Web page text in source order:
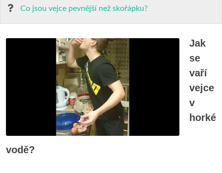
Co jsou vejce pevnější než skořápku?
Jak
se
vaří
vejce
v
horké
vodě?